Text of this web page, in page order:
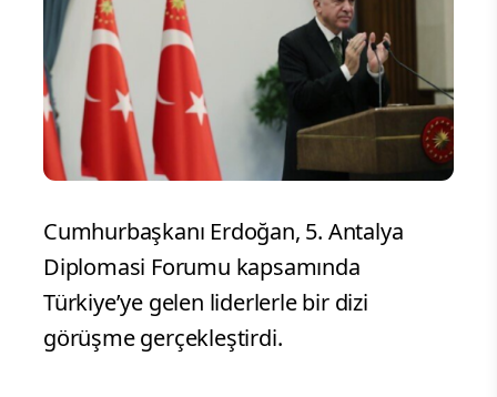
Cumhurbaşkanı Erdoğan, 5. Antalya
Diplomasi Forumu kapsamında
Türkiye’ye gelen liderlerle bir dizi
görüşme gerçekleştirdi.